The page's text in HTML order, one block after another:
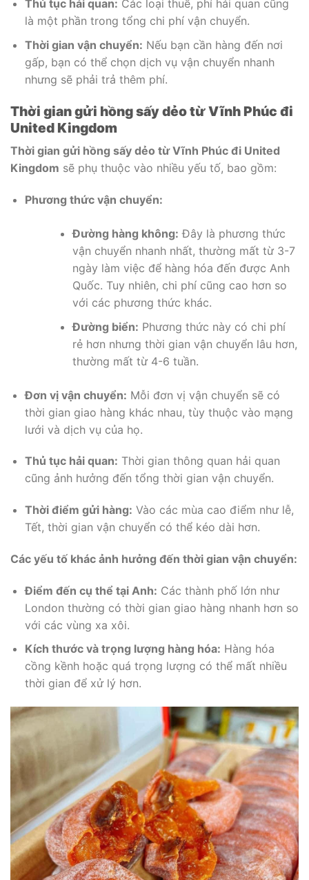
Thủ tục hải quan: Các loại thuế, phí hải quan cũng
là một phần trong tổng chi phí vận chuyển.
Thời gian vận chuyển: Nếu bạn cần hàng đến nơi
gấp, bạn có thể chọn dịch vụ vận chuyển nhanh
nhưng sẽ phải trả thêm phí.
Thời gian gửi hồng sấy dẻo từ Vĩnh Phúc đi
United Kingdom
Thời gian gửi hồng sấy dẻo từ Vĩnh Phúc đi United
Kingdom sẽ phụ thuộc vào nhiều yếu tố, bao gồm:
Phương thức vận chuyển:
Đường hàng không: Đây là phương thức
vận chuyển nhanh nhất, thường mất từ 3-7
ngày làm việc để hàng hóa đến được Anh
Quốc. Tuy nhiên, chi phí cũng cao hơn so
với các phương thức khác.
Đường biển: Phương thức này có chi phí
rẻ hơn nhưng thời gian vận chuyển lâu hơn,
thường mất từ 4-6 tuần.
Đơn vị vận chuyển: Mỗi đơn vị vận chuyển sẽ có
thời gian giao hàng khác nhau, tùy thuộc vào mạng
lưới và dịch vụ của họ.
Thủ tục hải quan: Thời gian thông quan hải quan
cũng ảnh hưởng đến tổng thời gian vận chuyển.
Thời điểm gửi hàng: Vào các mùa cao điểm như lễ,
Tết, thời gian vận chuyển có thể kéo dài hơn.
Các yếu tố khác ảnh hưởng đến thời gian vận chuyển:
Điểm đến cụ thể tại Anh: Các thành phố lớn như
London thường có thời gian giao hàng nhanh hơn so
với các vùng xa xôi.
Kích thước và trọng lượng hàng hóa: Hàng hóa
cồng kềnh hoặc quá trọng lượng có thể mất nhiều
thời gian để xử lý hơn.